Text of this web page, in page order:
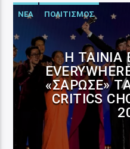
ΝΕΑ ΠΟΛΙΤΙΣΜΟΣ
Η ΤΑΙΝΊΑ
«ΣΆΡΩΣΕ»
CRITICS